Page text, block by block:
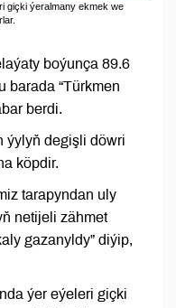
giçki ýeralmany ekmek we
boýunça 89.6
barada “Türkmen
berdi.
ýylyň degişli döwri
köpdir.
tarapyndan uly
netijeli zähmet
gazanyldy” diýip,
ýer eýeleri giçki